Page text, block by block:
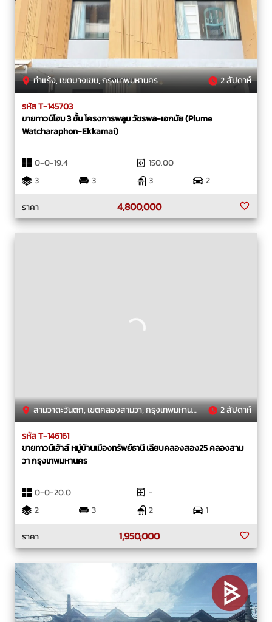
ท่าแร้ง, เขตบางเขน, กรุงเทพมหานคร 2 สัปดาห์
รหัส T-145703
ขายทาวน์โฮม 3 ชั้น โครงการพลูม วัชรพล-เอกมัย (Plume
Watcharaphon-Ekkamai)
0-0-19.4
150.00
3
3 3
2
ราคา
4,800,000
สามวาตะวันตก, เขตคลองสามวา, กรุงเทพมหานคร 2 สัปดาห์
รหัส T-146161
ขายทาวน์เฮ้าส์ หมู่บ้านเมืองทรัพย์ธานี เลียบคลองสอง25 คลองสาม
วา กรุงเทพมหานคร
0-0-20.0
-
2
3 2
1
ราคา
1,950,000